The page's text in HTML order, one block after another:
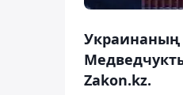
Украинаның
Zakon.kz.